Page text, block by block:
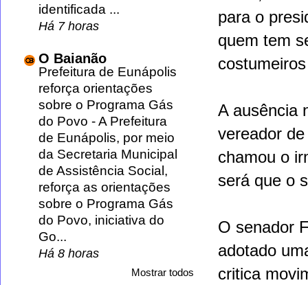
para o
quem tem
A ausência
vereador
chamou o
será que o
O senador
adotado
critica
identificada ...
Há 7 horas
O Baianão
Prefeitura de Eunápolis
reforça orientações
sobre o Programa Gás
do Povo -A Prefeitura
de Eunápolis, por meio
da Secretaria Municipal
de Assistência Social,
reforça as orientações
sobre o Programa Gás
do Povo, iniciativa do
Go...
Há 8 horas
Mostrar todos